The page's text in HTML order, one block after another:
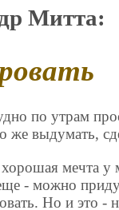
Митта:
по утрам
же выдумать,
мечта у
- можно
Но и это -